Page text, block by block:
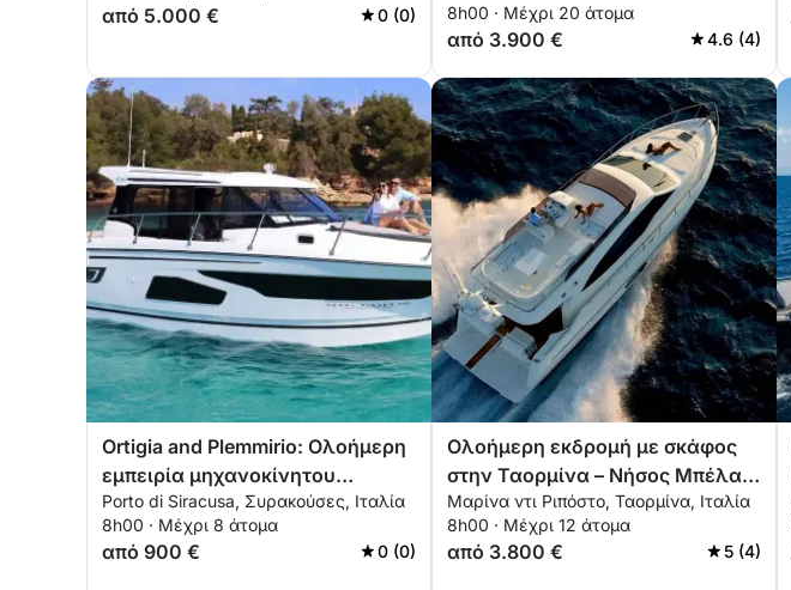
από 5.000 € 0 (0)
8h00 · Μέχρι 20 άτομα
από 3.900 € 4.6 (4)
Ortigia and Plemmirio: Ολοήμερη
εμπειρία μηχανοκίνητου
σκάφους
Porto di Siracusa, Συρακούσες, Ιταλία
8h00 · Μέχρι 8 άτομα
από 900 € 0 (0)
Ολοήμερη εκδρομή με σκάφος
στην Ταορμίνα – Νήσος Μπέλα
και Σαντ’Αλέσιο
Μαρίνα ντι Ριπόστο, Ταορμίνα, Ιταλία
8h00 · Μέχρι 12 άτομα
από 3.800 € 5 (4)